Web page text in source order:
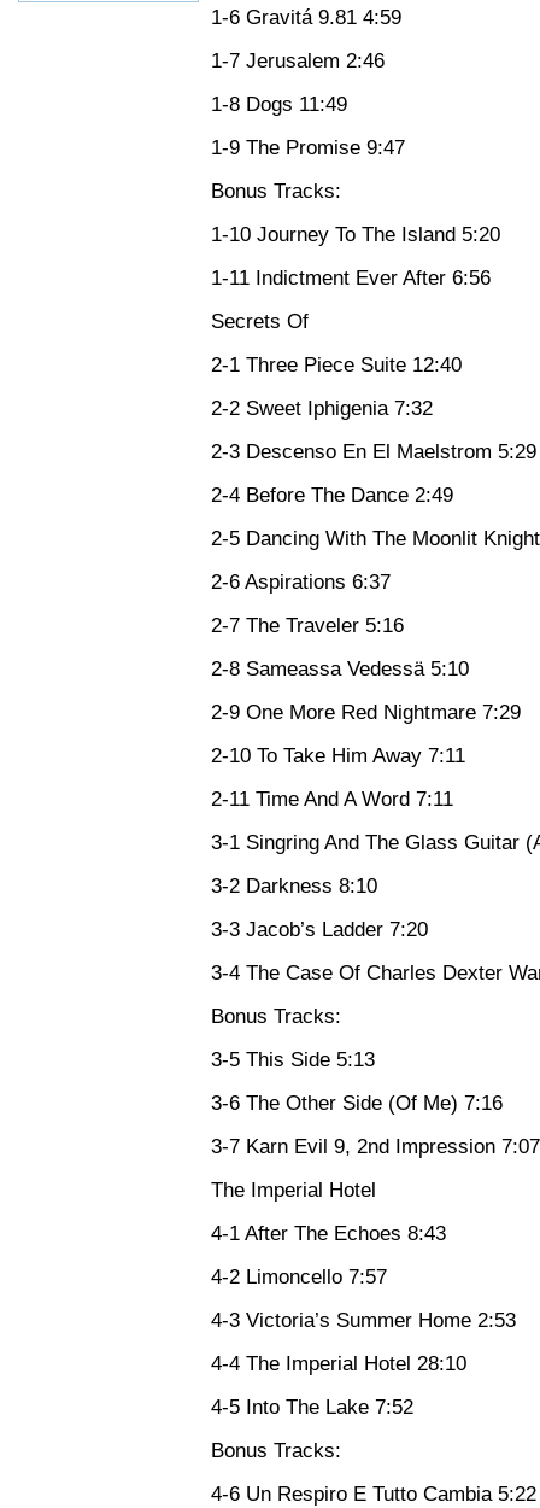
1-6 Gravitá 9.81 4:59
1-7 Jerusalem 2:46
1-8 Dogs 11:49
1-9 The Promise 9:47
Bonus Tracks:
1-10 Journey To The Island 5:20
1-11 Indictment Ever After 6:56
Secrets Of
2-1 Three Piece Suite 12:40
2-2 Sweet Iphigenia 7:32
2-3 Descenso En El Maelstrom 5:29
2-4 Before The Dance 2:49
2-5 Dancing With The Moonlit
2-6 Aspirations 6:37
2-7 The Traveler 5:16
2-8 Sameassa Vedessä 5:10
2-9 One More Red Nightmare 7:29
2-10 To Take Him Away 7:11
2-11 Time And A Word 7:11
3-1 Singring And The Glass Guitar
3-2 Darkness 8:10
3-3 Jacob’s Ladder 7:20
3-4 The Case Of Charles Dexter
Bonus Tracks:
3-5 This Side 5:13
3-6 The Other Side (Of Me) 7:16
3-7 Karn Evil 9, 2nd Impression 7:07
The Imperial Hotel
4-1 After The Echoes 8:43
4-2 Limoncello 7:57
4-3 Victoria’s Summer Home 2:53
4-4 The Imperial Hotel 28:10
4-5 Into The Lake 7:52
Bonus Tracks:
4-6 Un Respiro E Tutto Cambia 5:22